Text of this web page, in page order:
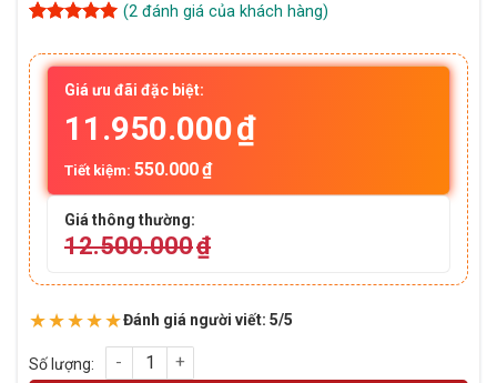
dựa trên
đánh giá
(2 đánh giá của khách hàng)
Giá ưu đãi đặc biệt:
11.950.000₫
Tiết kiệm: 550.000₫
Giá thông thường:
12.500.000₫
★★★★★Đánh giá người viết: 5/5
Laptop Dell Inspiron 14 5440 Core™ 3 100U (Gen 15 – 2025) |